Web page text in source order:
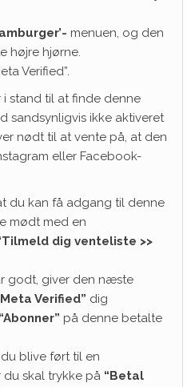
menuen, og den
højre hjørne.
Verified”.
i stand til at finde denne
sandsynligvis ikke aktiveret
nødt til at vente på, at den
eller Facebook-
du kan få adgang til denne
mødt med en
‘Tilmeld dig venteliste >>
godt, giver den næste
Verified” dig
“Abonner” på denne betalte
blive ført til en
du skal trykke på “Betal